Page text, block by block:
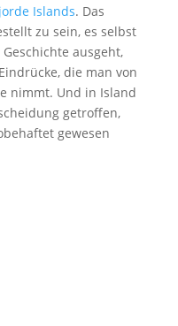
Islands. Das
zu sein, es selbst
ausgeht,
die man von
nimmt. Und in Island
getroffen,
gewesen